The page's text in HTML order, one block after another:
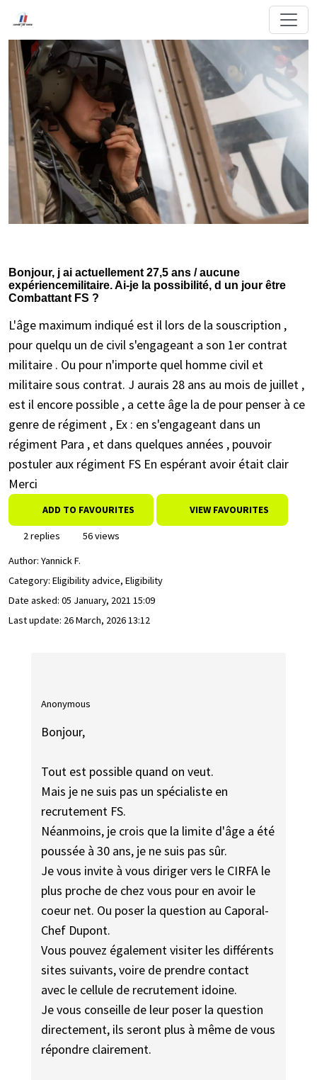
Bonjour, j ai actuellement 27,5 ans / aucune
expériencemilitaire. Ai-je la possibilité, d un jour être
Combattant FS ?
L'âge maximum indiqué est il lors de la souscription ,
pour quelqu un de civil s'engageant a son 1er contrat
militaire . Ou pour n'importe quel homme civil et
militaire sous contrat. J aurais 28 ans au mois de juillet ,
est il encore possible , a cette âge la de pour penser à ce
genre de régiment , Ex : en s'engageant dans un
régiment Para , et dans quelques années , pouvoir
postuler aux régiment FS En espérant avoir était clair
Merci
ADD TO FAVOURITES VIEW FAVOURITES
2 replies
56 views
Author: Yannick F.
Category: Eligibility advice, Eligibility
Date asked: 05 January, 2021 15:09
Last update: 26 March, 2026 13:12
Anonymous
Bonjour,
Tout est possible quand on veut.
Mais je ne suis pas un spécialiste en
recrutement FS.
Néanmoins, je crois que la limite d'âge a été
poussée à 30 ans, je ne suis pas sûr.
Je vous invite à vous diriger vers le CIRFA le
plus proche de chez vous pour en avoir le
coeur net. Ou poser la question au Caporal-
Chef Dupont.
Vous pouvez également visiter les différents
sites suivants, voire de prendre contact
avec le cellule de recrutement idoine.
Je vous conseille de leur poser la question
directement, ils seront plus à même de vous
répondre clairement.